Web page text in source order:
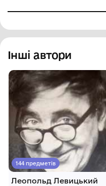
Інші автори
144 предметів
Леопольд Левицький